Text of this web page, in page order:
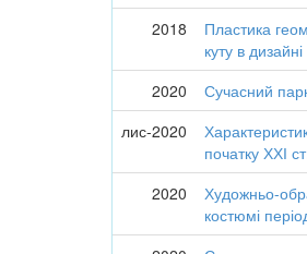
2018
Пластика
куту в
2020 Сучасний
лис-2020
початку ХХІ
2020
Художньо-
костюмі